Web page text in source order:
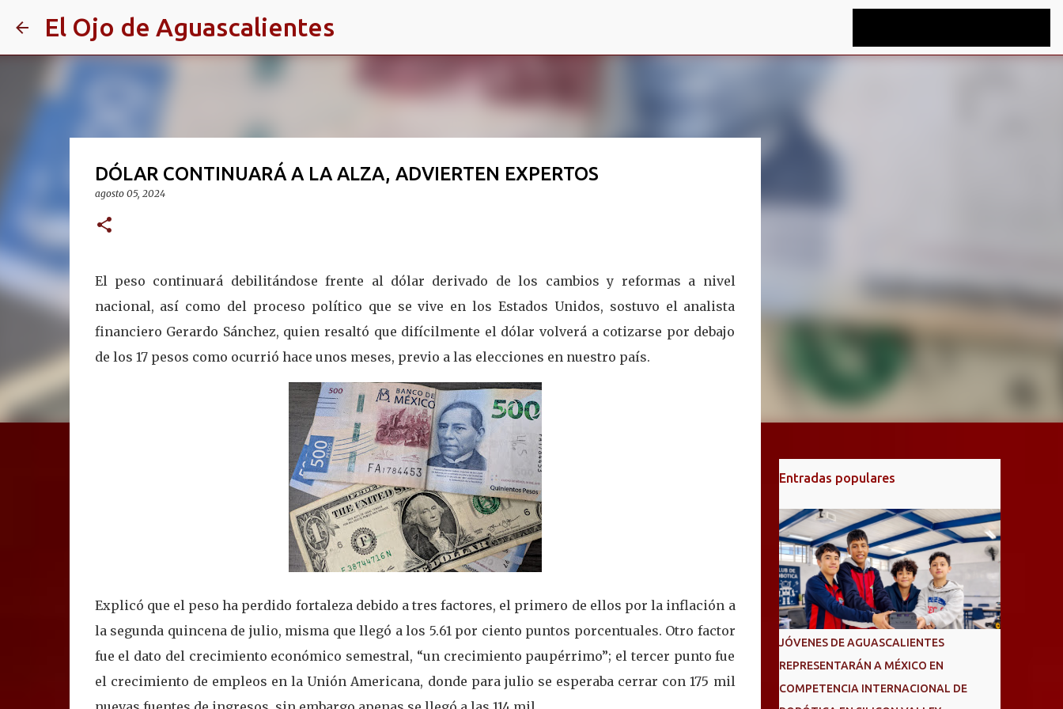
El Ojo de Aguascalientes
DÓLAR CONTINUARÁ A LA ALZA, ADVIERTEN EXPERTOS
agosto 05, 2024
El peso continuará debilitándose frente al dólar derivado de los cambios y reformas a nivel
nacional, así como del proceso político que se vive en los Estados Unidos, sostuvo el analista
financiero Gerardo Sánchez, quien resaltó que difícilmente el dólar volverá a cotizarse por debajo
de los 17 pesos como ocurrió hace unos meses, previo a las elecciones en nuestro país.
Explicó que el peso ha perdido fortaleza debido a tres factores, el primero de ellos por la inflación a
la segunda quincena de julio, misma que llegó a los 5.61 por ciento puntos porcentuales. Otro factor
fue el dato del crecimiento económico semestral, “un crecimiento paupérrimo”; el tercer punto fue
el crecimiento de empleos en la Unión Americana, donde para julio se esperaba cerrar con 175 mil
Entradas populares
JÓVENES DE AGUASCALIENTES
REPRESENTARÁN A MÉXICO EN
COMPETENCIA INTERNACIONAL DE